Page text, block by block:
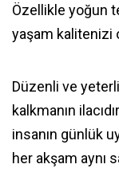
Özellikle yoğun
yaşam kalitenizi
Düzenli ve
kalkmanın
insanın günlük
her akşam aynı